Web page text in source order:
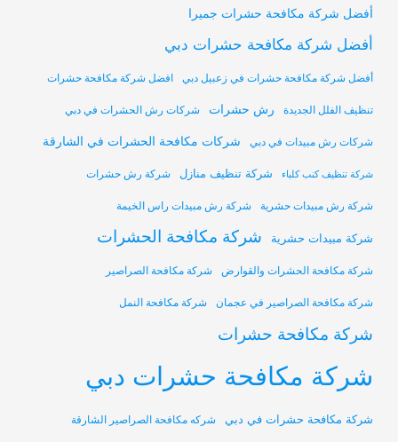
أفضل شركة مكافحة حشرات جميرا
أفضل شركة مكافحة حشرات دبي
أفضل شركة مكافحة حشرات في زعبيل دبي افضل شركة مكافحة حشرات
تنظيف الفلل الجديدة رش حشرات شركات رش الحشرات في دبي
شركات رش مبيدات في دبي شركات مكافحة الحشرات في الشارقة
شركة تنظيف كنب كلباء شركة تنظيف منازل شركة رش حشرات
شركة رش مبيدات حشرية شركة رش مبيدات راس الخيمة
شركة مبيدات حشرية شركة مكافحة الحشرات
شركة مكافحة الحشرات والقوارض شركة مكافحة الصراصير
شركة مكافحة الصراصير في عجمان شركة مكافحة النمل
شركة مكافحة حشرات
شركة مكافحة حشرات دبي
شركة مكافحة حشرات في دبي شركه مكافحة الصراصير الشارقة